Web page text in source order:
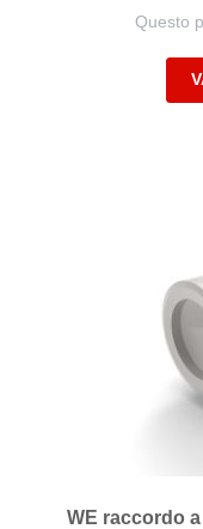
Questo
WE raccordo